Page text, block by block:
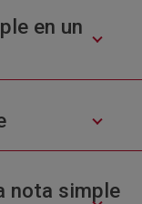
en un
nota simple